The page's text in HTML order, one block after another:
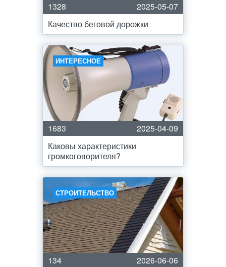
1328
2025-05-07
Качество беговой дорожки
ИНТЕРЕСНОЕ
1683
2025-04-09
Каковы характеристики
громкоговорителя?
СТРОИТЕЛЬСТВО
134
2026-06-06